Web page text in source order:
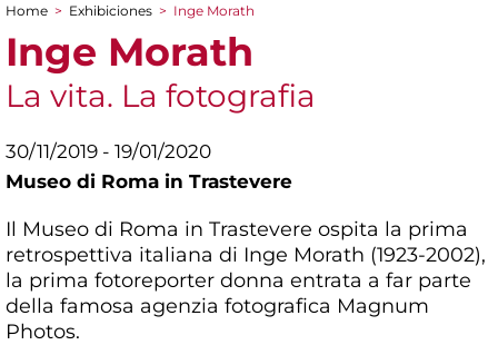
You are here
Home > Exhibiciones > Inge Morath
Inge Morath
La vita. La fotografia
30/11/2019 - 19/01/2020
Museo di Roma in Trastevere
Il Museo di Roma in Trastevere ospita la prima
retrospettiva italiana di Inge Morath (1923-2002),
la prima fotoreporter donna entrata a far parte
della famosa agenzia fotografica Magnum
Photos.